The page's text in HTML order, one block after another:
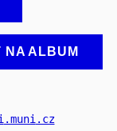
NA ALBUM
.muni.cz